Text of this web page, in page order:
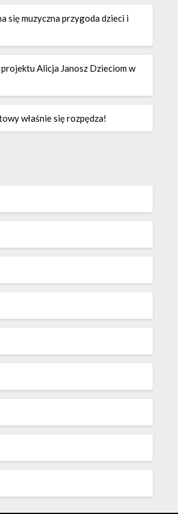
się muzyczna przygoda dzieci i
Alicja Janosz Dzieciom w
właśnie się rozpędza!